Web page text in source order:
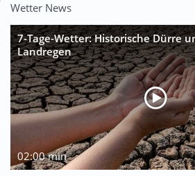
Wetter News
7-Tage-Wetter: Historische Dürre
Landregen
02:00 min